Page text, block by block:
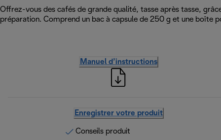
Offrez-vous des cafés de grande qualité, tasse après tasse,
préparation. Comprend un bac à capsule de 250 g et une boîte
Manuel d’instructions
Enregistrer votre produit
Conseils produit